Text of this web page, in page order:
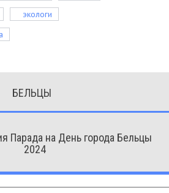
экологи
БЕЛЬЦЫ
Парада на День города Бельцы
2024